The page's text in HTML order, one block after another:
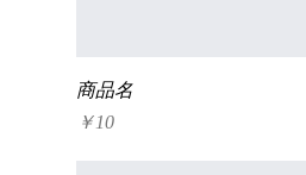
商品名
価格
￥10